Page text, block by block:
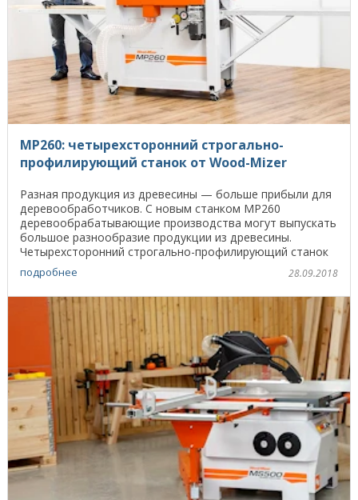
MP260: четырехсторонний строгально-
профилирующий станок от Wood-Mizer
Разная продукция из древесины — больше прибыли для
деревообработчиков. С новым станком MP260
деревообрабатывающие производства могут выпускать
большое разнообразие продукции из древесины.
Четырехсторонний строгально-профилирующий станок
MP260 ...
подробнее 28.09.2018